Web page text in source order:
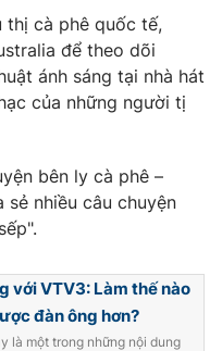
video
Thể thao
thị cà phê quốc tế,
để theo dõi
ánh sáng tại nhà hát
của những người tị
bên ly cà phê –
nhiều câu chuyện
với VTV3: Làm thế nào
đàn ông hơn?
là một trong những nội dung